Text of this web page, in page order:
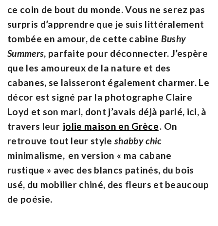
ce coin de bout du monde. Vous ne serez pas
surpris d’apprendre que je suis littéralement
tombée en amour, de cette cabine Bushy
Summers, parfaite pour déconnecter. J’espère
que les amoureux de la nature et des
cabanes, se laisseront également charmer. Le
décor est signé par la photographe Claire
Loyd et son mari, dont j’avais déjà parlé, ici, à
travers leur jolie maison en Grèce. On
retrouve tout leur styleshabby chic
minimalisme, en version « ma cabane
rustique » avec des blancs patinés, du bois
usé, du mobilier chiné, des fleurs et beaucoup
de poésie.